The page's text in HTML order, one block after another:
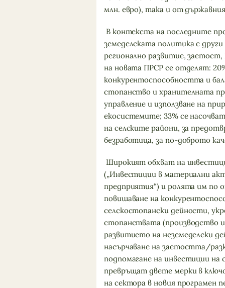
млн. евро), така и от
В контекста на последните
земеделската политика с
регионално развитие,
на новата ПРСР се отделят:
конкурентоспособността и
стопанство и хранителната
управление и използване на
екосистемите; 33% се
на селските райони, за
безработица, за по-доброто
Широкият обхват на
(„Инвестиции в материални
предприятия“) и ролята им по
повишаване на
селскостопански дейности,
стопанствата (производство
развитието на неземеделски
насърчаване на заетостта/
подпомагане на инвестиции
превръщат двете мерки в
на сектора в новия програмен